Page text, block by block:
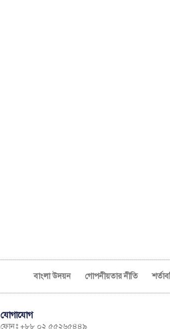
বাংলা উদয়ন গোপনীয়তার নীতি
যোগাযোগ
ফোনঃ +৮৮ ০২ ৫৫২৬৫৪৪৯